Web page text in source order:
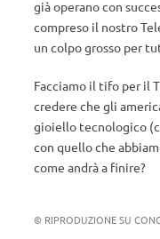
già operano con
compreso il nostro
un colpo grosso per
Facciamo il tifo per il
credere che gli
gioiello tecnologico
con quello che
come andrà a finire?
© RIPRODUZIONE SU